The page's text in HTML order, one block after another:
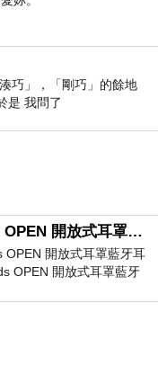
巧」，「剛巧」的餘地
是 我問了
開箱｜JLab Jbuds OPEN 開放式耳罩藍牙耳機 - 設計美學，輕巧、透氣、環境音全物理達成！
OPEN 開放式耳罩藍牙耳
OPEN 開放式耳罩藍牙
值得喜愛美型工